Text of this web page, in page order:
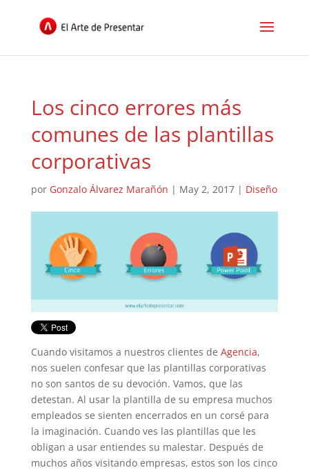
Los cinco errores más
comunes de las plantillas
corporativas
por Gonzalo Álvarez Marañón | May 2, 2017| Diseño
Cuando visitamos a nuestros clientes de Agencia,
nos suelen confesar que las plantillas corporativas
no son santos de su devoción. Vamos, que las
detestan. Al usar la plantilla de su empresa muchos
empleados se sienten encerrados en un corsé para
la imaginación. Cuando ves las plantillas que les
obligan a usar entiendes su malestar. Después de
muchos años visitando empresas, estos son los cinco